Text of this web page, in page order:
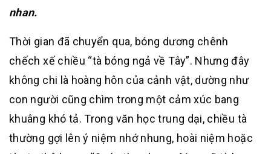
nhan.
Thời gian đã chuyển qua, bóng dương chênh
chếch xế chiều “tà bóng ngả về Tây”. Nhưng đây
không chi là hoàng hôn của cảnh vật, dường như
con người cũng chìm trong một cảm xúc bang
khuâng khó tả. Trong văn học trung dại, chiều tà
thường gợi lên ý niệm nhớ nhung, hoài niệm hoặc